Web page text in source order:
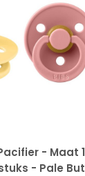
in
norm EN
producten
- Maat
- Pale